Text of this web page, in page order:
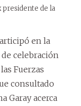
presidente de la
en la
de celebración
Fuerzas
consultado
Garay acerca